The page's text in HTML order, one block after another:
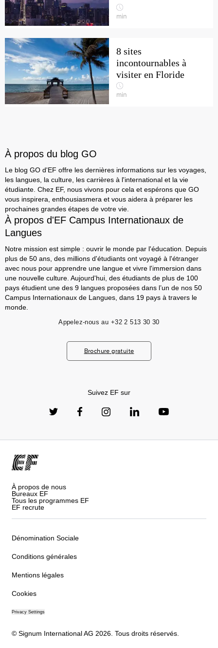
min
8 sites
incontournables à
visiter en Floride
min
À propos du blog GO
Le blog GO d'EF offre les dernières informations sur les voyages,
les langues, la culture, les carrières à l'international et la vie
étudiante. Chez EF, nous vivons pour cela et espérons que GO
vous inspirera, enthousiasmera et vous aidera à préparer les
prochaines grandes étapes de votre vie.
À propos d'EF Campus Internationaux de
Langues
Notre mission est simple : ouvrir le monde par l'éducation. Depuis
plus de 50 ans, des millions d'étudiants ont voyagé à l'étranger
avec nous pour apprendre une langue et vivre l'immersion dans
une nouvelle culture. Aujourd'hui, des étudiants de plus de 100
pays étudient une des 9 langues proposées dans l’un de nos 50
Campus Internationaux de Langues, dans 19 pays à travers le
monde.
Appelez-nous au +32 2 513 30 30
Brochure gratuite
Suivez EF sur
À propos de nous
Bureaux EF
Tous les programmes EF
EF recrute
Dénomination Sociale
Conditions générales
Mentions légales
Cookies
Privacy Settings
© Signum International AG 2026. Tous droits réservés.